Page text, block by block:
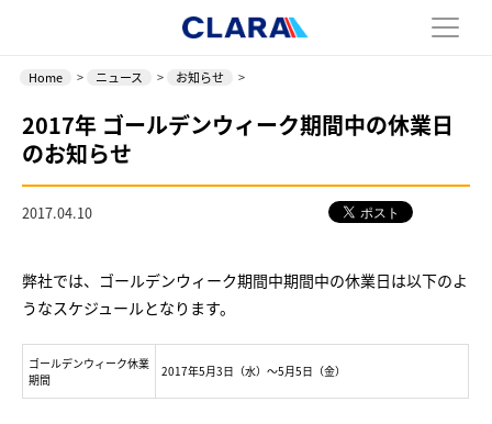
Home > ニュース > お知らせ >
2017年 ゴールデンウィーク期間中の休業日
のお知らせ
2017.04.10
弊社では、ゴールデンウィーク期間中期間中の休業日は以下のよ
うなスケジュールとなります。
ゴールデンウィーク休業
期間
2017年5月3日（水）～5月5日（金）